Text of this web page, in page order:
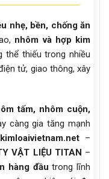
nhẹ, bền, chống ăn
nhôm và hợp kim
thể thiếu trong nhiều
tử, giao thông, xây
tấm, nhôm cuộn,
càng gia tăng mạnh
–
VẬT LIỆU TITAN –
hàng đầu trong lĩnh